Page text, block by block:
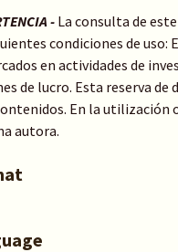
- La consulta de
condiciones de uso:
en actividades de
de lucro. Esta reserva
En la utilización
autora.